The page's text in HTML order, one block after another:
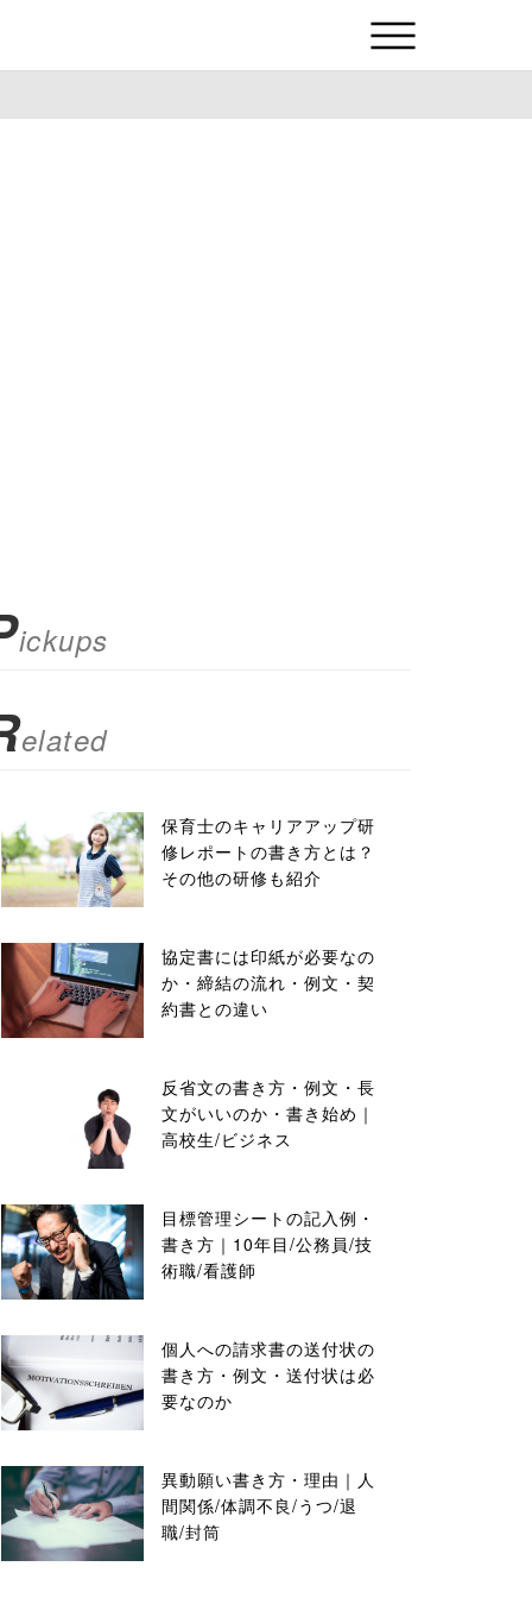
ickups
elated
保育士のキャリアアップ研
修レポートの書き方とは？
その他の研修も紹介
協定書には印紙が必要なの
か・締結の流れ・例文・契
約書との違い
反省文の書き方・例文・長
文がいいのか・書き始め｜
高校生/ビジネス
目標管理シートの記入例・
書き方｜10年目/公務員/技
術職/看護師
個人への請求書の送付状の
書き方・例文・送付状は必
要なのか
異動願い書き方・理由｜人
間関係/体調不良/うつ/退
職/封筒